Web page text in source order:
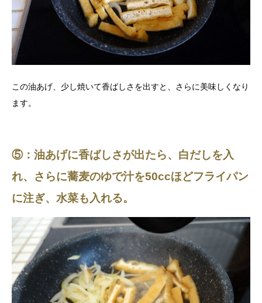
この油あげ、少し焼いて香ばしさを出すと、さらに美味しくなり
ます。
⑤：油あげに香ばしさが出たら、白だしを入
れ、さらに蕎麦のゆで汁を50ccほどフライパン
に注ぎ、水菜も入れる。